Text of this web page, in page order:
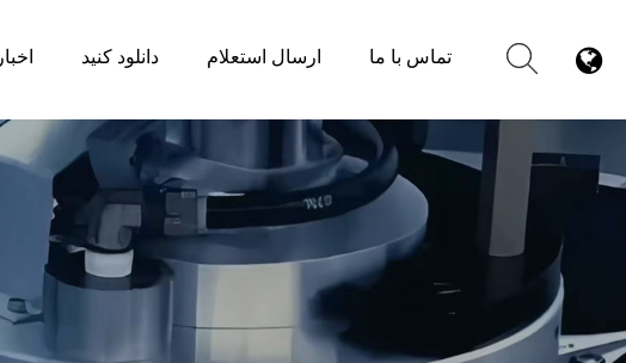
اخبار دانلود کنید ارسال استعلام تماس با ما